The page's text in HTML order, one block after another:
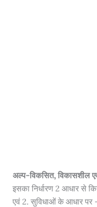
अल्प-विकसित, विकासशील
इसका निर्धारण 2 आधार से
एवं 2. सुविधाओं के आधार पर